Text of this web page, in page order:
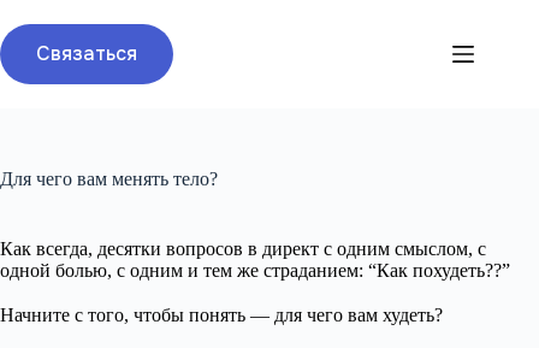
к
сути Связаться
Для чего вам менять тело?
Как всегда, десятки вопросов в директ с одним смыслом, с
одной болью, с одним и тем же страданием: “Как похудеть??”
Начните с того, чтобы понять — для чего вам худеть?